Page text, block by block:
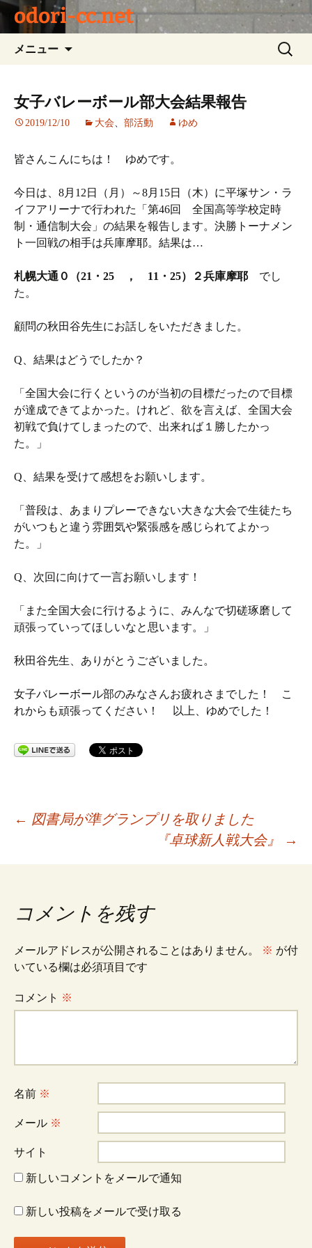
odori-cc.net
メニュー
ツ
キ
プ
検
索:
女子バレーボール部大会結果報告
2019/12/10 大会、 部活動 ゆめ
皆さんこんにちは！ ゆめです。
今日は、8月12日（月）～8月15日（木）に平塚サン・ラ
イフアリーナで行われた「第46回 全国高等学校定時
制・通信制大会」の結果を報告します。決勝トーナメン
ト一回戦の相手は兵庫摩耶。結果は…
札幌大通０（21 ・25 ， 11 ・25）２兵庫摩耶 でし
た。
顧問の秋田谷先生にお話しをいただきました。
Q、結果はどうでしたか？
「全国大会に行くというのが当初の目標だったので目標
が達成できてよかった。けれど、欲を言えば、全国大会
初戦で負けてしまったので、出来れば１勝したかっ
た。」
Q、結果を受けて感想をお願いします。
「普段は、あまりプレーできない大きな大会で生徒たち
がいつもと違う雰囲気や緊張感を感じられてよかっ
た。」
Q、次回に向けて一言お願いします！
「また全国大会に行けるように、みんなで切磋琢磨して
頑張っていってほしいなと思います。」
秋田谷先生、ありがとうございました。
女子バレーボール部のみなさんお疲れさまでした！ こ
れからも頑張ってください！ 以上、ゆめでした！
投
稿
ナ
ビ
ゲ
シ
ョ
ン
← 図書局が準グランプリを取りました
『卓球新人戦大会』
→
コメントを残す
メールアドレスが公開されることはありません。 ※ が付
いている欄は必須項目です
コメント ※
名前 ※
メール ※
サイト
新しいコメントをメールで通知
新しい投稿をメールで受け取る